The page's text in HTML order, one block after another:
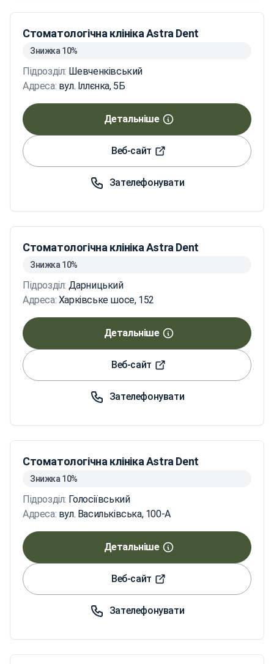
Стоматологічна клініка Astra Dent
Знижка 10%
Підрозділ: Шевченківський
Адреса: вул. Іллєнка, 5Б
Детальніше
Веб-сайт
Зателефонувати
Стоматологічна клініка Astra Dent
Знижка 10%
Підрозділ: Дарницький
Адреса: Харківське шосе, 152
Детальніше
Веб-сайт
Зателефонувати
Стоматологічна клініка Astra Dent
Знижка 10%
Підрозділ: Голосіївський
Адреса: вул. Васильківська, 100-А
Детальніше
Веб-сайт
Зателефонувати